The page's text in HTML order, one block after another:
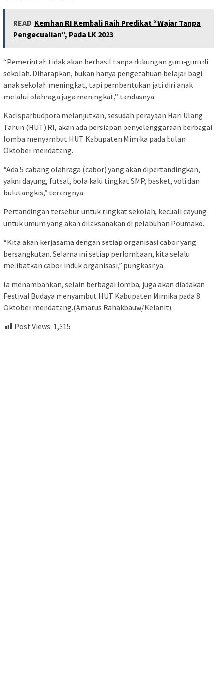
READ Kemhan RI Kembali Raih Predikat “Wajar Tanpa
Pengecualian”, Pada LK 2023
“Pemerintah tidak akan berhasil tanpa dukungan guru-guru di
sekolah. Diharapkan, bukan hanya pengetahuan belajar bagi
anak sekolah meningkat, tapi pembentukan jati diri anak
melalui olahraga juga meningkat,” tandasnya.
Kadisparbudpora melanjutkan, sesudah perayaan Hari Ulang
Tahun (HUT) RI, akan ada persiapan penyelenggaraan berbagai
lomba menyambut HUT Kabupaten Mimika pada bulan
Oktober mendatang.
“Ada 5 cabang olahraga (cabor) yang akan dipertandingkan,
yakni dayung, futsal, bola kaki tingkat SMP, basket, voli dan
bulutangkis,” terangnya.
Pertandingan tersebut untuk tingkat sekolah, kecuali dayung
untuk umum yang akan dilaksanakan di pelabuhan Poumako.
“Kita akan kerjasama dengan setiap organisasi cabor yang
bersangkutan. Selama ini setiap perlombaan, kita selalu
melibatkan cabor induk organisasi,” pungkasnya.
Ia menambahkan, selain berbagai lomba, juga akan diadakan
Festival Budaya menyambut HUT Kabupaten Mimika pada 8
Oktober mendatang.(Amatus Rahakbauw/Kelanit).
Post Views: 1,315